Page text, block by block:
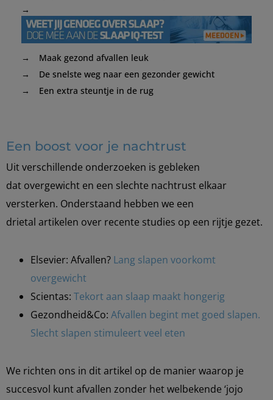
Maak gezond afvallen leuk
De snelste weg naar een gezonder gewicht
Een extra steuntje in de rug
Een boost voor je nachtrust
Uit verschillende onderzoeken is gebleken
dat overgewicht en een slechte nachtrust elkaar
versterken. Onderstaand hebben we een
drietal artikelen over recente studies op een rijtje gezet.
Elsevier: Afvallen? Lang slapen voorkomt
overgewicht
Scientas: Tekort aan slaap maakt hongerig
Gezondheid&Co: Afvallen begint met goed slapen.
Slecht slapen stimuleert veel eten
We richten ons in dit artikel op de manier waarop je
succesvol kunt afvallen zonder het welbekende ‘jojo